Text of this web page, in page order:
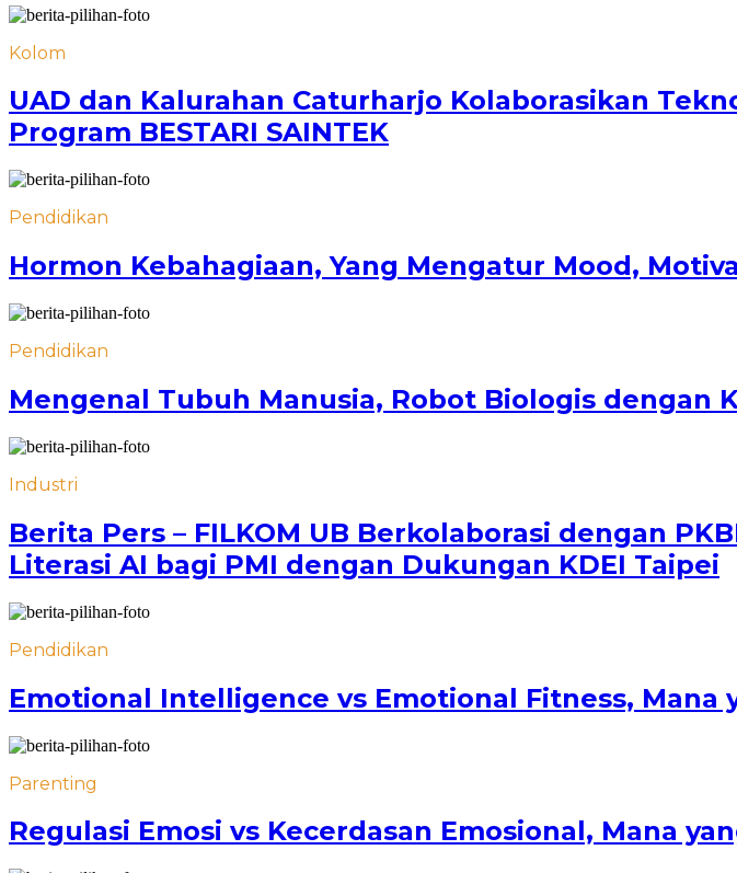
Kolom
UAD dan Kalurahan Caturharjo Kolaborasikan
Program BESTARI SAINTEK
Pendidikan
Hormon Kebahagiaan, Yang Mengatur Mood,
Pendidikan
Mengenal Tubuh Manusia, Robot Biologis dengan
Industri
Berita Pers – FILKOM UB Berkolaborasi dengan
Literasi AI bagi PMI dengan Dukungan KDEI Taipei
Pendidikan
Emotional Intelligence vs Emotional Fitness,
Parenting
Regulasi Emosi vs Kecerdasan Emosional, Mana